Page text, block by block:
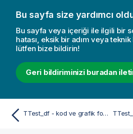
Bu sayfa size yardımcı
Bu sayfa veya içeriği ile ilgili bir
hatası, eksik bir adım veya
lütfen bize bildirin!
Geri bildiriminizi buradan
TTest_df - kod ve grafik fonksiyonu